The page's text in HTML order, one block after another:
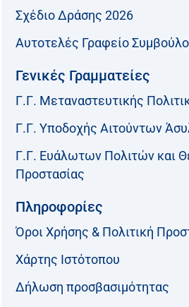
Σχέδιο Δράσης 2026
Αυτοτελές Γραφείο
Γενικές Γραμματείες
Γ.Γ. Μεταναστευτικής
Γ.Γ. Υποδοχής Αιτούντων
Γ.Γ. Ευάλωτων Πολιτών και
Προστασίας
Πληροφορίες
Όροι Χρήσης & Πολιτική
Χάρτης Ιστότοπου
Δήλωση προσβασιμότητας